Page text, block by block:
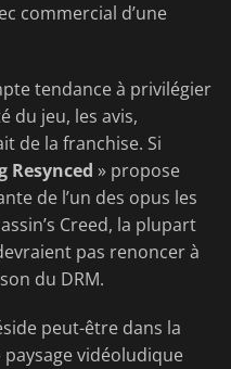
commercial d’une
tendance à privilégier
du jeu, les avis,
de la franchise. Si
Resynced » propose
de l’un des opus les
Creed, la plupart
pas renoncer à
du DRM.
peut-être dans la
vidéoludique